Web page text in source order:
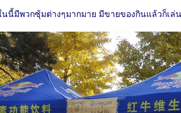
นนี้มีพวกซุ้มต่างๆมากมาย มีขายของกินแล้วก็เล่